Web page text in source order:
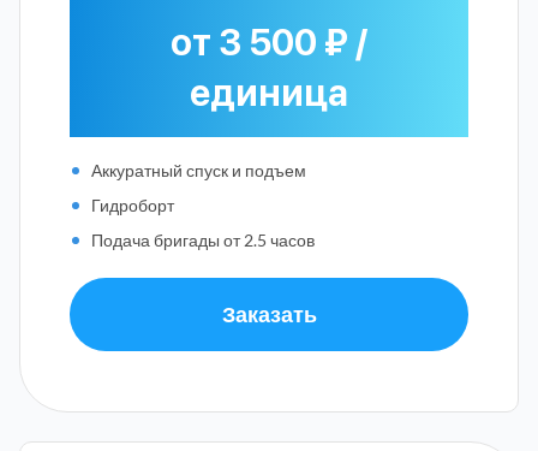
от 3 500 ₽ /
единица
Аккуратный спуск и подъем
Гидроборт
Подача бригады от 2.5 часов
Заказать